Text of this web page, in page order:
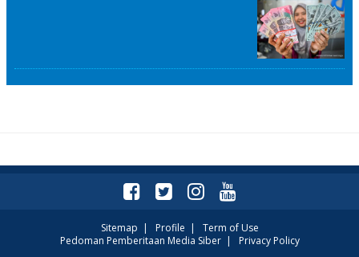
Sitemap | Profile | Term of Use
Pedoman Pemberitaan Media Siber| Privacy Policy